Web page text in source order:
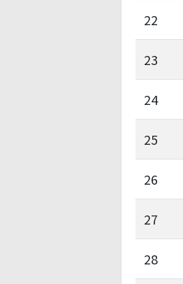
22
23
24
25
26
27
28